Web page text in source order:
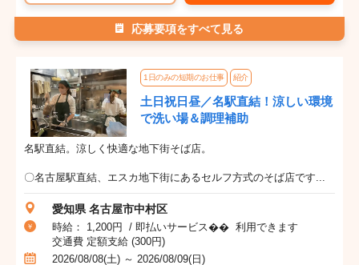
応募要項をすべて見る
1日のみの短期のお仕事 紹介
土日祝日昼／名駅直結！涼しい環境
で洗い場＆調理補助
名駅直結。涼しく快適な地下街そば店。
〇名古屋駅直結、エスカ地下街にあるセルフ方式のそば店です...
愛知県 名古屋市中村区
時給： 1,200円 / 即払いサービス�� 利用できます
交通費 定額支給 (300円)
2026/08/08(土) ～ 2026/08/09(日)